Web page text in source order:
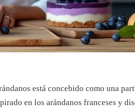
está concebido como una
en los arándanos franceses y